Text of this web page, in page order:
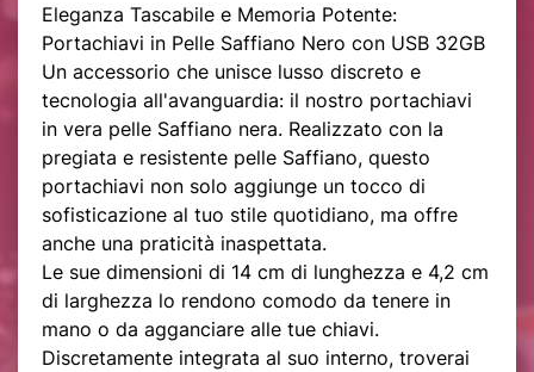
Eleganza Tascabile e Memoria Potente:
Portachiavi in Pelle Saffiano Nero con USB 32GB
Un accessorio che unisce lusso discreto e
tecnologia all'avanguardia: il nostro portachiavi
in vera pelle Saffiano nera. Realizzato con la
pregiata e resistente pelle Saffiano, questo
portachiavi non solo aggiunge un tocco di
sofisticazione al tuo stile quotidiano, ma offre
anche una praticità inaspettata.
Le sue dimensioni di 14 cm di lunghezza e 4,2 cm
di larghezza lo rendono comodo da tenere in
mano o da agganciare alle tue chiavi.
Discretamente integrata al suo interno, troverai